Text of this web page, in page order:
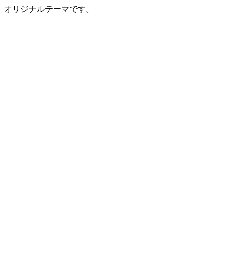
オリジナルテーマです。